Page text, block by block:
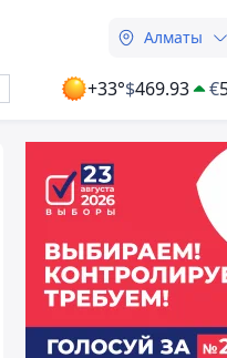
Алматы
+33°$469.93 €